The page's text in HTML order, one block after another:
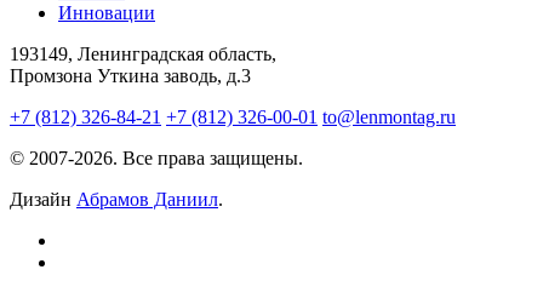
Инновации
193149, Ленинградская область,
Промзона Уткина заводь, д.3
+7 (812) 326-84-21 +7 (812) 326-00-01 to@lenmontag.ru
© 2007-2026. Все права защищены.
Дизайн Абрамов Даниил.